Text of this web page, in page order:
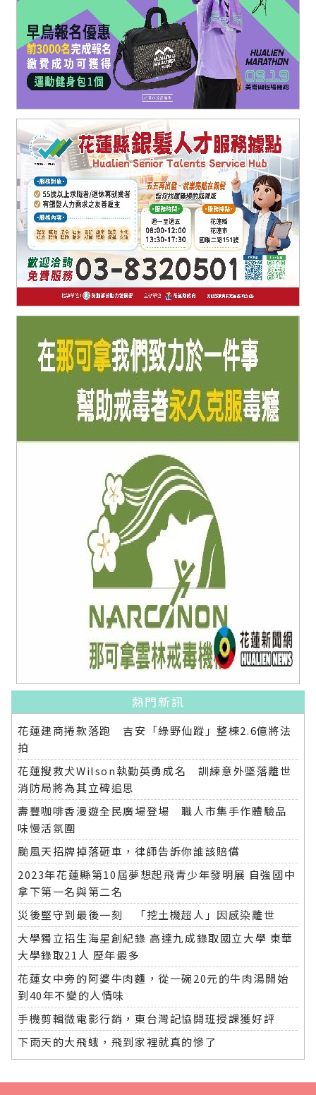
熱門新訊
花蓮建商捲款落跑 吉安「綠野仙蹤」整棟2.6億將法
拍
花蓮搜救犬Wilson執勤英勇成名 訓練意外墜落離世
消防局將為其立碑追思
壽豐咖啡香漫遊全民廣場登場 職人市集手作體驗品
味慢活氛圍
颱風天招牌掉落砸車，律師告訴你誰該賠償
2023年花蓮縣第10屆夢想起飛青少年發明展 自強國中
拿下第一名與第二名
災後堅守到最後一刻 「挖土機超人」因感染離世
大學獨立招生海星創紀錄 高達九成錄取國立大學 東華
大學錄取21人 歷年最多
花蓮女中旁的阿婆牛肉麵，從一碗20元的牛肉湯開始
到40年不變的人情味
手機剪輯微電影行銷，東台灣記協開班授課獲好評
下雨天的大飛蛾，飛到家裡就真的慘了